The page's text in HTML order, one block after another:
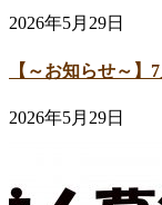
2026年5月29日
【～お知らせ～】
2026年5月29日